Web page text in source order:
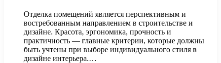
Отделка помещений является перспективным и
востребованным направлением в строительстве и
дизайне. Красота, эргономика, прочность и
практичность — главные критерии, которые должны
быть учтены при выборе индивидуального стиля в
дизайне интерьера.…